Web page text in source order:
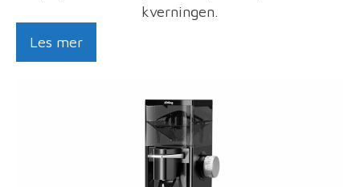
kverningen.
Les mer